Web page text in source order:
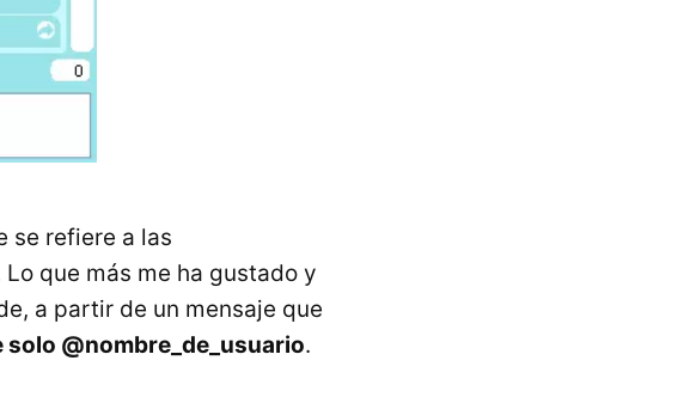
se refiere a las
que más me ha gustado y
a partir de un mensaje que
@nombre_de_usuario.